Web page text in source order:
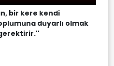
bir kere kendi
duyarlı olmak